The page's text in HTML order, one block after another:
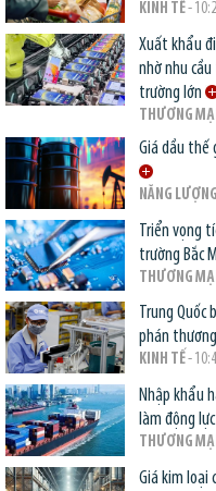
KINH TẾ-
Xuất khẩu
nhờ nhu
trường lớn
THƯƠNG MẠI
Giá dầu thế
NĂNG LƯỢNG
Triển vọng
trường Bắc
THƯƠNG MẠI
Trung
phán thương
KINH TẾ-
Nhập khẩu
làm động
THƯƠNG MẠI
Giá kim loại